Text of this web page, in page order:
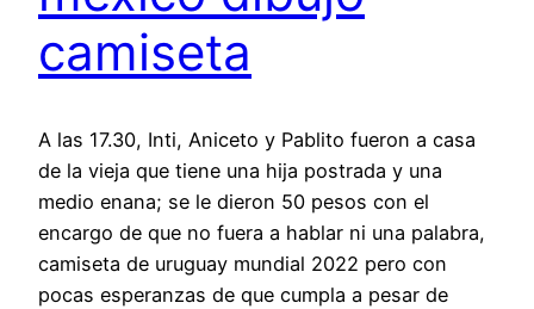
camiseta
A las 17.30, Inti, Aniceto y Pablito fueron a casa
de la vieja que tiene una hija postrada y una
medio enana; se le dieron 50 pesos con el
encargo de que no fuera a hablar ni una palabra,
camiseta de uruguay mundial 2022 pero con
pocas esperanzas de que cumpla a pesar de